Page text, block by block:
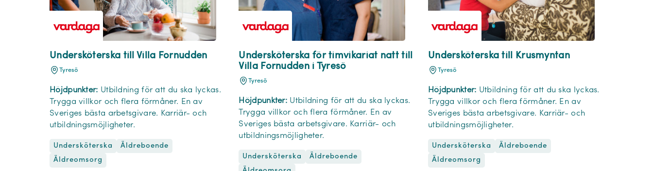
Undersköterska till Villa Fornudden
Tyresö
Höjdpunkter: Utbildning för att du ska lyckas.
Trygga villkor och flera förmåner. En av
Sveriges bästa arbetsgivare. Karriär- och
utbildningsmöjligheter.
Undersköterska
Äldreboende
Äldreomsorg
Undersköterska för timvikariat natt till
Villa Fornudden i Tyresö
Tyresö
Höjdpunkter: Utbildning för att du ska lyckas.
Trygga villkor och flera förmåner. En av
Sveriges bästa arbetsgivare. Karriär- och
utbildningsmöjligheter.
Undersköterska
Äldreboende
Undersköterska till Krusmyntan
Tyresö
Höjdpunkter: Utbildning för att du ska lyckas.
Trygga villkor och flera förmåner. En av
Sveriges bästa arbetsgivare. Karriär- och
utbildningsmöjligheter.
Undersköterska
Äldreboende
Äldreomsorg